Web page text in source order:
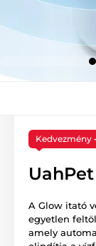
Kedvezmény
A Glow itató
egyetlen
amely